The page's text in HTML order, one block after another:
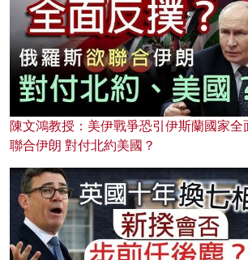
陳文鴻教授：美伊戰爭恐引伊斯蘭國家全
聯合伊朗 對付北約美國？